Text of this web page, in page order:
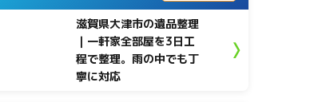
滋賀県大津市の遺品整理
｜一軒家全部屋を3日工
程で整理。雨の中でも丁
寧に対応